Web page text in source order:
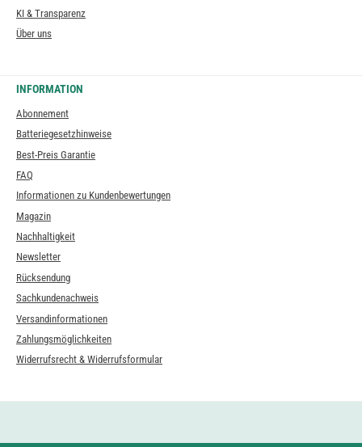
KI & Transparenz
Über uns
INFORMATION
Abonnement
Batteriegesetzhinweise
Best-Preis Garantie
FAQ
Informationen zu Kundenbewertungen
Magazin
Nachhaltigkeit
Newsletter
Rücksendung
Sachkundenachweis
Versandinformationen
Zahlungsmöglichkeiten
Widerrufsrecht & Widerrufsformular